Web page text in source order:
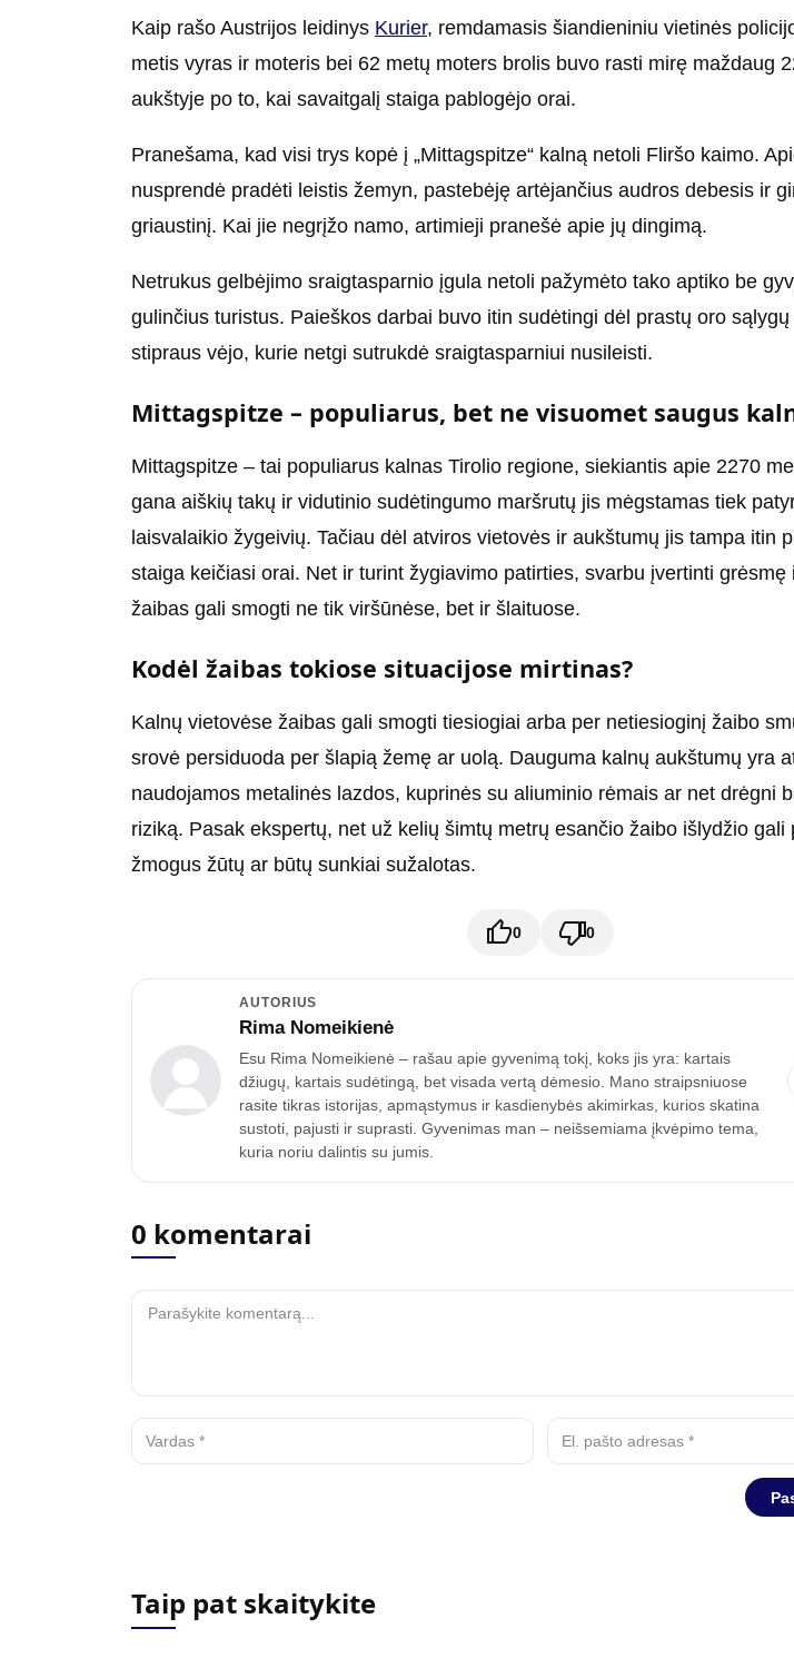
Kaip rašo Austrijos leidinys Kurier, remdamasis šiandieniniu vietinės
metis vyras ir moteris bei 62 metų moters brolis buvo rasti mirę maždaug
aukštyje po to, kai savaitgalį staiga pablogėjo orai.
Pranešama, kad visi trys kopė į „Mittagspitze“ kalną netoli Fliršo kaimo.
nusprendė pradėti leistis žemyn, pastebėję artėjančius audros debesis ir
griaustinį. Kai jie negrįžo namo, artimieji pranešė apie jų dingimą.
Netrukus gelbėjimo sraigtasparnio įgula netoli pažymėto tako aptiko be
gulinčius turistus. Paieškos darbai buvo itin sudėtingi dėl prastų oro
stipraus vėjo, kurie netgi sutrukdė sraigtasparniui nusileisti.
Mittagspitze – populiarus, bet ne visuomet saugus
Mittagspitze – tai populiarus kalnas Tirolio regione, siekiantis apie 2270
gana aiškių takų ir vidutinio sudėtingumo maršrutų jis mėgstamas tiek
laisvalaikio žygeivių. Tačiau dėl atviros vietovės ir aukštumų jis tampa itin
staiga keičiasi orai. Net ir turint žygiavimo patirties, svarbu įvertinti grėsmę
žaibas gali smogti ne tik viršūnėse, bet ir šlaituose.
Kodėl žaibas tokiose situacijose mirtinas?
Kalnų vietovėse žaibas gali smogti tiesiogiai arba per netiesioginį žaibo
srovė persiduoda per šlapią žemę ar uolą. Dauguma kalnų aukštumų yra
naudojamos metalinės lazdos, kuprinės su aliuminio rėmais ar net drėgni
riziką. Pasak ekspertų, net už kelių šimtų metrų esančio žaibo išlydžio gali
žmogus žūtų ar būtų sunkiai sužalotas.
0 0
AUTORIUS
Rima Nomeikienė
Esu Rima Nomeikienė – rašau apie gyvenimą tokį, koks jis yra: kartais
džiugų, kartais sudėtingą, bet visada vertą dėmesio. Mano straipsniuose
rasite tikras istorijas, apmąstymus ir kasdienybės akimirkas, kurios skatina
sustoti, pajusti ir suprasti. Gyvenimas man – neišsemiama įkvėpimo tema,
kuria noriu dalintis su jumis.
0 komentarai
Taip pat skaitykite